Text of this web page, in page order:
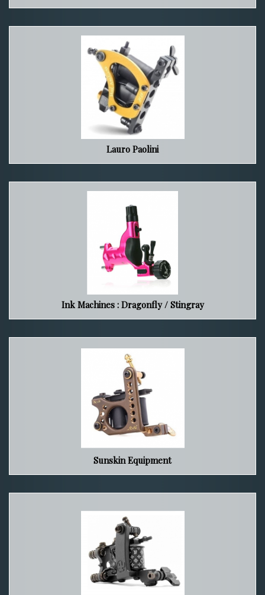
Lauro Paolini
Ink Machines : Dragonfly / Stingray
Sunskin Equipment